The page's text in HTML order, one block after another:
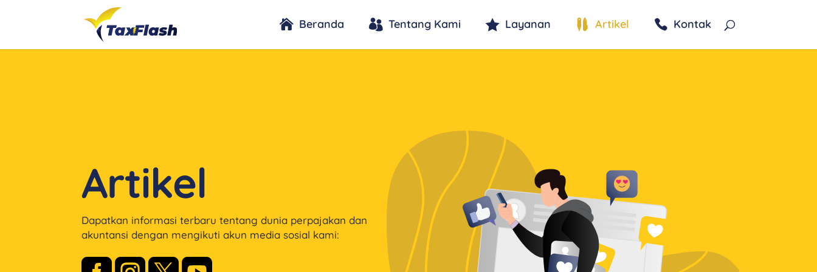
Beranda Tentang Kami Layanan Artikel Kontak
Artikel
Dapatkan informasi terbaru tentang dunia perpajakan dan
akuntansi dengan mengikuti akun media sosial kami: